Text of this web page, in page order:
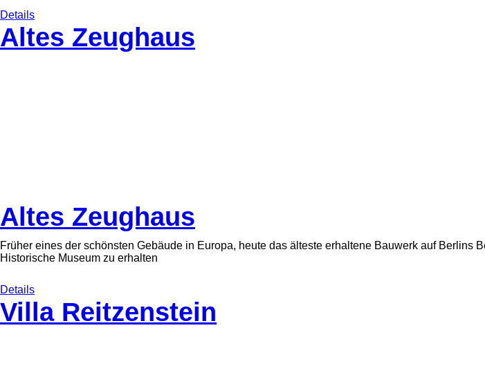
Details
Altes Zeughaus
Altes Zeughaus
Früher eines der schönsten Gebäude in Europa, heute das älteste erhaltene Bauwerk auf
Historische Museum zu erhalten
Details
Villa Reitzenstein